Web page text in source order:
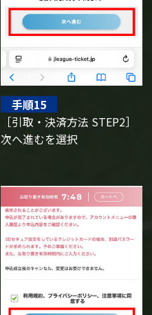
手順15
［引取・決済方法 STEP2］
次へ進むを選択